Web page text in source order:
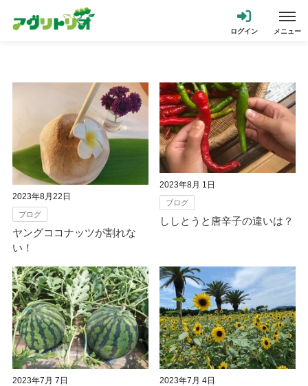
2023年8月22日
ブログ
ヤングココナッツが割れな
い！
2023年8月 1日
ブログ
ししとうと唐辛子の違いは？
2023年7月 7日 2023年7月 4日